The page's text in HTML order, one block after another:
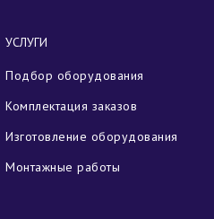
УСЛУГИ
Подбор оборудования
Комплектация заказов
Изготовление оборудования
Монтажные работы